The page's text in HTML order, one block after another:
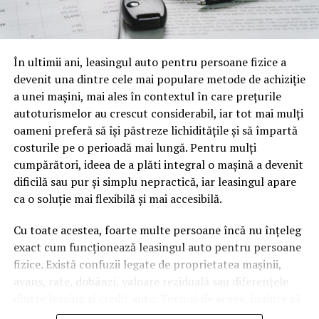
o mină de informație, plină de întrebări pe care și le pun
oamenii cu adevărat. Dacă transcrierea ajunge pe o
cuvinte tematice, scrise exact în limbajul în care se
caută.
Apoi vine partea de comportament. O pagină pe care
vizitatorii stau zece, cincisprezece minute ca să
urmărească replay-ul trimite un semnal greu de ignorat.
Google nu îți măsoară direct satisfacția, însă timpul
petrecut, scrollul și revenirile spun ceva despre cât de
util e materialul.
Și mai e ceva ce se uită ușor. Un webinar reușit atrage
linkuri aproape de la sine. Cineva îl menționează într-un
newsletter, altcineva îl citează într-un articol, un
partener îl trimite în comunitatea lui. Fiecare astfel de
tău, iar autoritatea e moneda forte în SEO.
În ultimii ani, leasingul auto pentru persoane fizice a
devenit una dintre cele mai populare metode de achiziție
a unei mașini, mai ales în contextul în care prețurile
autoturismelor au crescut considerabil, iar tot mai mulți
oameni preferă să își păstreze lichiditățile și să împartă
costurile pe o perioadă mai lungă. Pentru mulți
cumpărători, ideea de a plăti integral o mașină a devenit
dificilă sau pur și simplu nepractică, iar leasingul apare
ca o soluție mai flexibilă și mai accesibilă.
Cu toate acestea, foarte multe persoane încă nu înțeleg
exact cum funcționează leasingul auto pentru persoane
fizice. Există confuzii legate de proprietatea mașinii,
avans, rate, dobânzi, valoare reziduală sau diferențele
semnezi orice contract, este important să înțelegi clar